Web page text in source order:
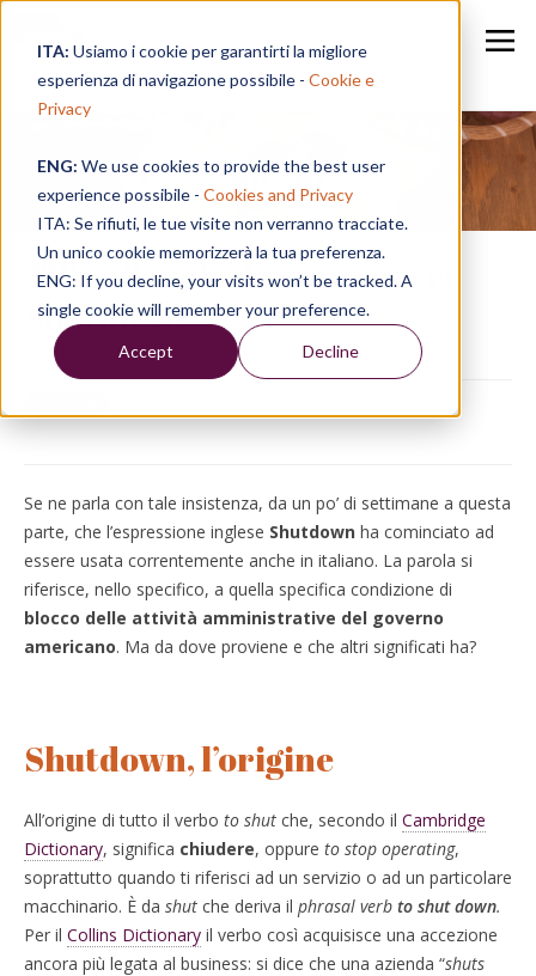
ITA: Usiamo i cookie per garantirti la migliore
esperienza di navigazione possibile - Cookie e
Privacy
ENG: We use cookies to provide the best user
experience possibile - Cookies and Privacy
ITA: Se rifiuti, le tue visite non verranno tracciate.
Un unico cookie memorizzerà la tua preferenza.
ENG: If you decline, your visits won’t be tracked. A
single cookie will remember your preference.
Accept Decline
Speak in a Week
TIPS | Parole da conoscere:
Shutdown
29/01/19, 11:51
Se ne parla con tale insistenza, da un po’ di settimane a questa
parte, che l’espressione inglese Shutdown ha cominciato ad
essere usata correntemente anche in italiano. La parola si
riferisce, nello specifico, a quella specifica condizione di
blocco delle attività amministrative del governo
americano. Ma da dove proviene e che altri significati ha?
Shutdown, l’origine
All’origine di tutto il verbo to shut che, secondo il Cambridge
Dictionary, significa chiudere, oppure to stop operating,
soprattutto quando ti riferisci ad un servizio o ad un particolare
macchinario. È da shut che deriva il phrasal verb to shut down.
Per il Collins Dictionary il verbo così acquisisce una accezione
ancora più legata al business: si dice che una azienda “shuts